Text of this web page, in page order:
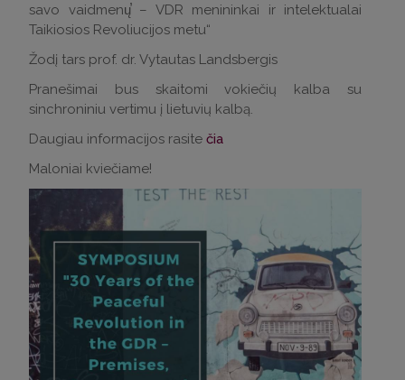
savo vaidmenų̕ – VDR menininkai ir intelektualai
Taikiosios Revoliucijos metu“
Žodį tars prof. dr. Vytautas Landsbergis
Pranešimai bus skaitomi vokiečių kalba su
sinchroniniu vertimu į lietuvių kalbą.
Daugiau informacijos rasite čia
Maloniai kviečiame!